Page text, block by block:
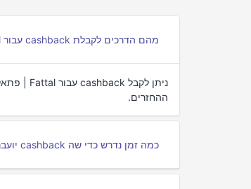
מהם הדרכים לקבלת cashback עבור Fattal | פתאל דרך פורטלי cashback?
ההחזרים.
כמה זמן נדרש כדי שה cashback יועבר לחשבון שלי עבור Fattal | פתאל?